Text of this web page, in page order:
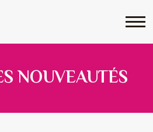
NOUVEAUTÉS